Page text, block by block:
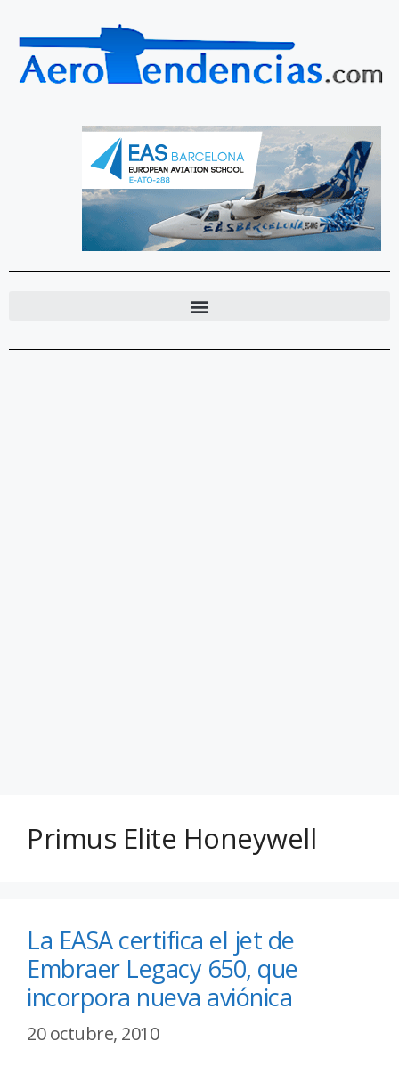
Primus Elite Honeywell
La EASA certifica el jet de
Embraer Legacy 650, que
incorpora nueva aviónica
20 octubre, 2010